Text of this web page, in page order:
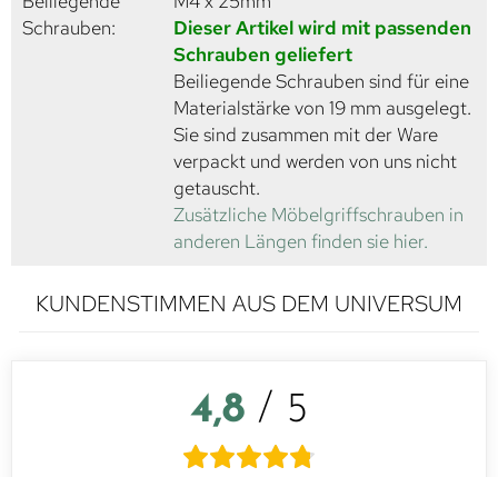
Schrauben:
Dieser Artikel wird mit passenden
Schrauben geliefert
Beiliegende Schrauben sind für eine
Materialstärke von 19 mm ausgelegt.
Sie sind zusammen mit der Ware
verpackt und werden von uns nicht
getauscht.
Zusätzliche Möbelgriffschrauben in
anderen Längen finden sie hier.
KUNDENSTIMMEN AUS DEM UNIVERSUM
4,8 / 5